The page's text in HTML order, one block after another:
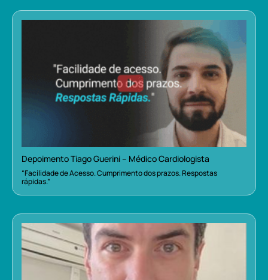
Depoimento Tiago Guerini – Médico Cardiologista
“Facilidade de Acesso. Cumprimento dos prazos. Respostas
rápidas.”